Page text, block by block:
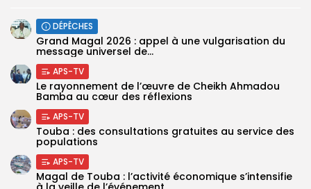
DÉPÊCHES
Grand Magal 2026 : appel à une vulgarisation du
message universel de...
APS-TV
Le rayonnement de l’œuvre de Cheikh Ahmadou
Bamba au cœur des réflexions
APS-TV
Touba : des consultations gratuites au service des
populations
APS-TV
Magal de Touba : l’activité économique s’intensifie